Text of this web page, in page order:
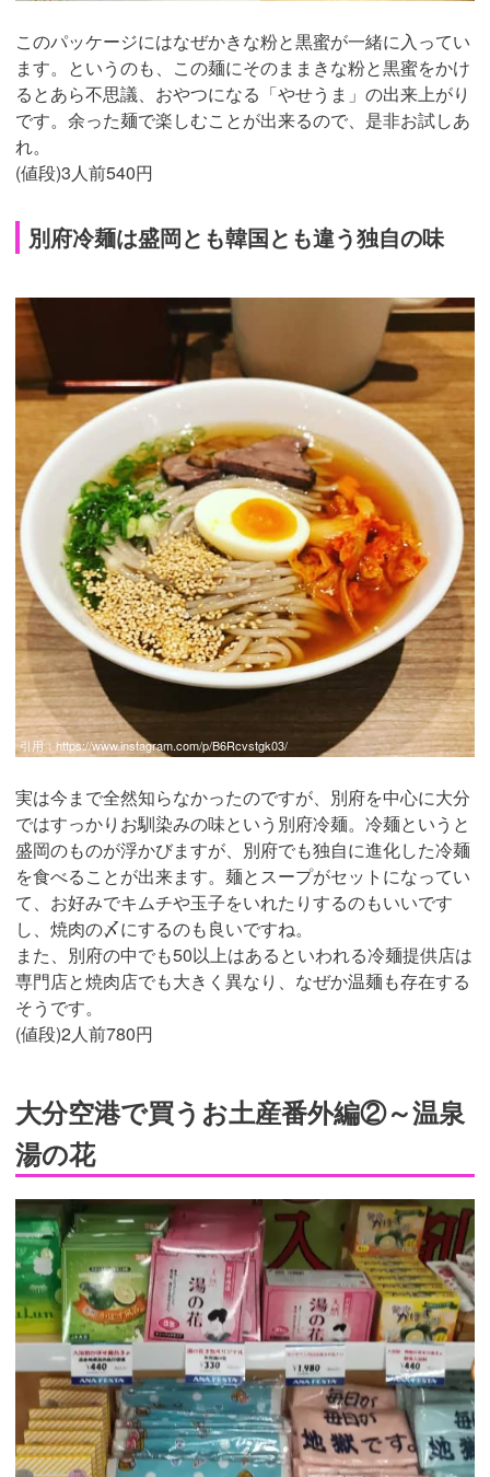
このパッケージにはなぜかきな粉と黒蜜が一緒に入ってい
ます。というのも、この麺にそのままきな粉と黒蜜をかけ
るとあら不思議、おやつになる「やせうま」の出来上がり
です。余った麺で楽しむことが出来るので、是非お試しあ
れ。
(値段)3人前540円
別府冷麺は盛岡とも韓国とも違う独自の味
引用： https://www.instagram.com/p/B6Rcvstgk03/
実は今まで全然知らなかったのですが、別府を中心に大分
ではすっかりお馴染みの味という別府冷麺。冷麺というと
盛岡のものが浮かびますが、別府でも独自に進化した冷麺
を食べることが出来ます。麺とスープがセットになってい
て、お好みでキムチや玉子をいれたりするのもいいです
し、焼肉の〆にするのも良いですね。
また、別府の中でも50以上はあるといわれる冷麺提供店は
専門店と焼肉店でも大きく異なり、なぜか温麺も存在する
そうです。
(値段)2人前780円
大分空港で買うお土産番外編②～温泉
湯の花